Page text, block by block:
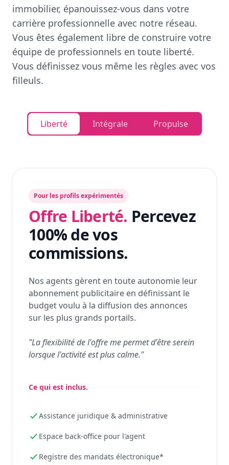
immobilier, épanouissez-vous dans votre
carrière professionnelle avec notre réseau.
Vous êtes également libre de construire votre
équipe de professionnels en toute liberté.
Vous définissez vous même les règles avec vos
filleuls.
Liberté Intégrale Propulse
Pour les profils expérimentés
Offre Liberté. Percevez
100% de vos
commissions.
Nos agents gèrent en toute autonomie leur
abonnement publicitaire en définissant le
budget voulu à la diffusion des annonces
sur les plus grands portails.
"La flexibilité de l'offre me permet d'être serein
lorsque l'activité est plus calme."
Ce qui est inclus.
Assistance juridique & administrative
Espace back-office pour l'agent
Registre des mandats électronique*